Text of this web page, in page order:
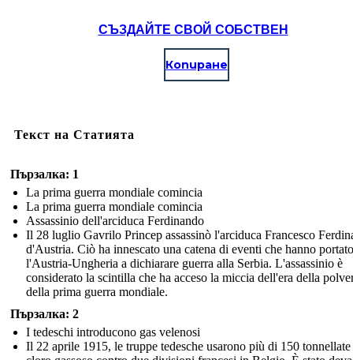
СЪЗДАЙТЕ СВОЙ СОБСТВЕН
Копиране
Текст на Статията
Пързалка: 1
La prima guerra mondiale comincia
La prima guerra mondiale comincia
Assassinio dell'arciduca Ferdinando
Il 28 luglio Gavrilo Princep assassinò l'arciduca Francesco
d'Austria. Ciò ha innescato una catena di eventi che hanno portato
l'Austria-Ungheria a dichiarare guerra alla Serbia. L'assassinio è
considerato la scintilla che ha acceso la miccia dell'era della
della prima guerra mondiale.
Пързалка: 2
I tedeschi introducono gas velenosi
Il 22 aprile 1915, le truppe tedesche usarono più di 150